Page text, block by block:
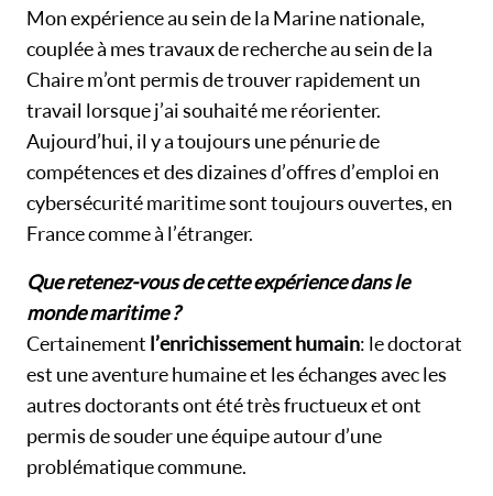
Mon expérience au sein de la Marine nationale,
couplée à mes travaux de recherche au sein de la
Chaire m’ont permis de trouver rapidement un
travail lorsque j’ai souhaité me réorienter.
Aujourd’hui, il y a toujours une pénurie de
compétences et des dizaines d’offres d’emploi en
cybersécurité maritime sont toujours ouvertes, en
France comme à l’étranger.
Que retenez-vous de cette expérience dans le
monde maritime ?
Certainement l’enrichissement humain: le doctorat
est une aventure humaine et les échanges avec les
autres doctorants ont été très fructueux et ont
permis de souder une équipe autour d’une
problématique commune.